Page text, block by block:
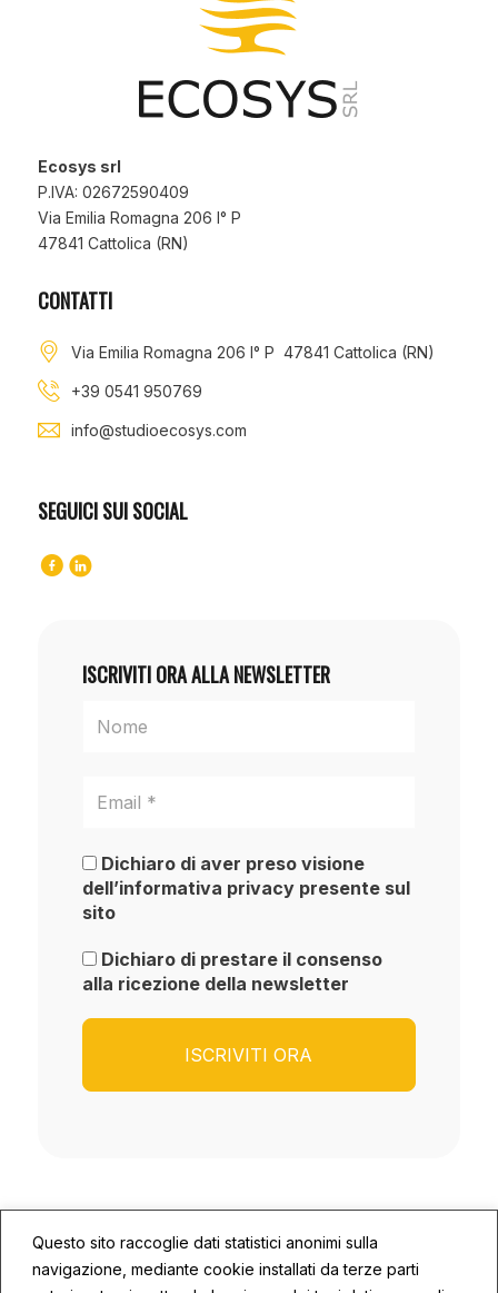
Questo sito raccoglie dati statistici anonimi sulla
navigazione, mediante cookie installati da terze parti
Ecosys srl
P.IVA: 02672590409
Via Emilia Romagna 206 I° P
47841 Cattolica (RN)
CONTATTI
Via Emilia Romagna 206 I° P 47841 Cattolica (RN)
+39 0541 950769
info@studioecosys.com
SEGUICI SUI SOCIAL
ISCRIVITI ORA ALLA NEWSLETTER
Dichiaro di aver preso visione
dell’informativa privacy presente sul
sito
Dichiaro di prestare il consenso
alla ricezione della newsletter